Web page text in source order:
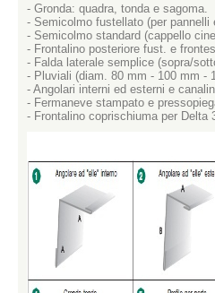
- Gronda: quadra, tonda e sagoma.
- Semicolmo fustellato (per pannelli
- Semicolmo standard (cappello
- Frontalino posteriore fust. e
- Falda laterale semplice (sopra/
- Pluviali (diam. 80 mm - 100 mm -
- Angolari interni ed esterni e
- Fermaneve stampato e
- Frontalino coprischiuma per Delta